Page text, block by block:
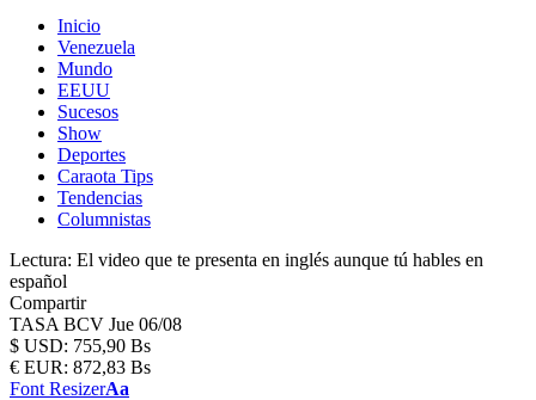
Inicio
Venezuela
Mundo
EEUU
Sucesos
Show
Deportes
Caraota Tips
Tendencias
Columnistas
Lectura: El video que te presenta en inglés aunque tú hables en
español
Compartir
TASA BCV Jue 06/08
$ USD: 755,90 Bs
€ EUR: 872,83 Bs
Font ResizerAa